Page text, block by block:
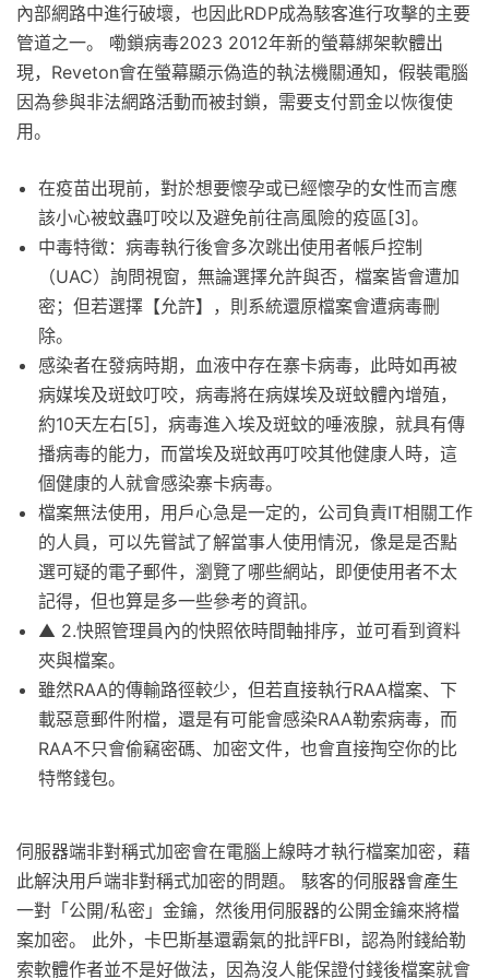
內部網路中進行破壞，也因此RDP成為駭客進行攻擊的主要
管道之一。 嘞鎖病毒2023 2012年新的螢幕綁架軟體出
現，Reveton會在螢幕顯示偽造的執法機關通知，假裝電腦
因為參與非法網路活動而被封鎖，需要支付罰金以恢復使
用。
在疫苗出現前，對於想要懷孕或已經懷孕的女性而言應
該小心被蚊蟲叮咬以及避免前往高風險的疫區[3]。
中毒特徵：病毒執行後會多次跳出使用者帳戶控制
（UAC）詢問視窗，無論選擇允許與否，檔案皆會遭加
密；但若選擇【允許】，則系統還原檔案會遭病毒刪
除。
感染者在發病時期，血液中存在寨卡病毒，此時如再被
病媒埃及斑蚊叮咬，病毒將在病媒埃及斑蚊體內增殖，
約10天左右[5]，病毒進入埃及斑蚊的唾液腺，就具有傳
播病毒的能力，而當埃及斑蚊再叮咬其他健康人時，這
個健康的人就會感染寨卡病毒。
檔案無法使用，用戶心急是一定的，公司負責IT相關工作
的人員，可以先嘗試了解當事人使用情況，像是是否點
選可疑的電子郵件，瀏覽了哪些網站，即便使用者不太
記得，但也算是多一些參考的資訊。
▲ 2.快照管理員內的快照依時間軸排序，並可看到資料
夾與檔案。
雖然RAA的傳輸路徑較少，但若直接執行RAA檔案、下
載惡意郵件附檔，還是有可能會感染RAA勒索病毒，而
RAA不只會偷竊密碼、加密文件，也會直接掏空你的比
特幣錢包。
伺服器端非對稱式加密會在電腦上線時才執行檔案加密，藉
此解決用戶端非對稱式加密的問題。 駭客的伺服器會產生
一對「公開/私密」金鑰，然後用伺服器的公開金鑰來將檔
案加密。 此外，卡巴斯基還霸氣的批評FBI，認為附錢給勒
索軟體作者並不是好做法，因為沒人能保證付錢後檔案就會